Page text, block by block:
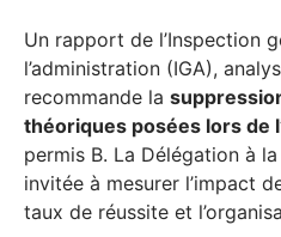
Un rapport de l’Inspection
l’administration (IGA),
recommande la
théoriques posées lors de
permis B. La Délégation à
invitée à mesurer l’impact
taux de réussite et